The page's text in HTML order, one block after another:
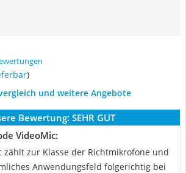
)
und weitere Angebote
Bewertung: SEHR GUT
VideoMic:
zählt zur Klasse der Richtmikrofone und
Anwendungsfeld folgerichtig bei